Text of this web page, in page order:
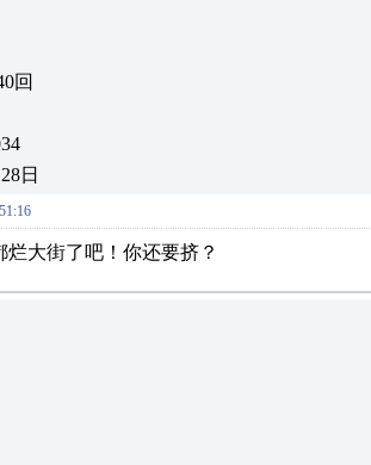
回
日
烂大街了吧！你还要挤？